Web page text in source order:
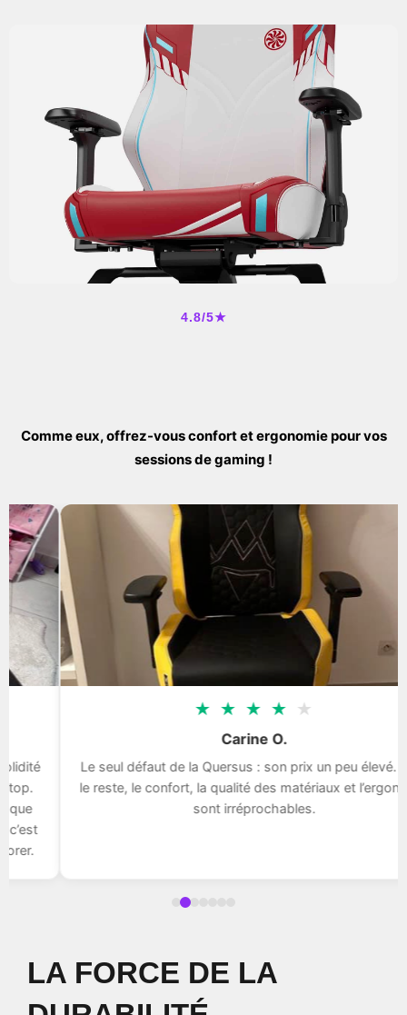
4.8/5★
Comme eux, offrez-vous confort et ergonomie pour vos
sessions de gaming !
★ ★ ★
Carine O.
Le seul défaut de la Quersus : son prix un peu élevé. Pour
le reste, le confort, la qualité des matériaux et l’ergonomie
sont irréprochables.
LA FORCE DE LA